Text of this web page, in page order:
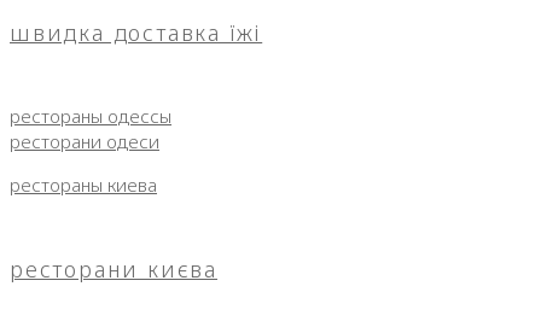
швидка доставка їжі
рестораны одессы
ресторани одеси
рестораны киева
ресторани києва